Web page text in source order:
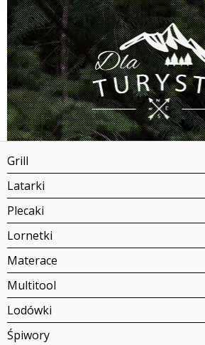
Grill
Latarki
Plecaki
Lornetki
Materace
Multitool
Lodówki
Śpiwory